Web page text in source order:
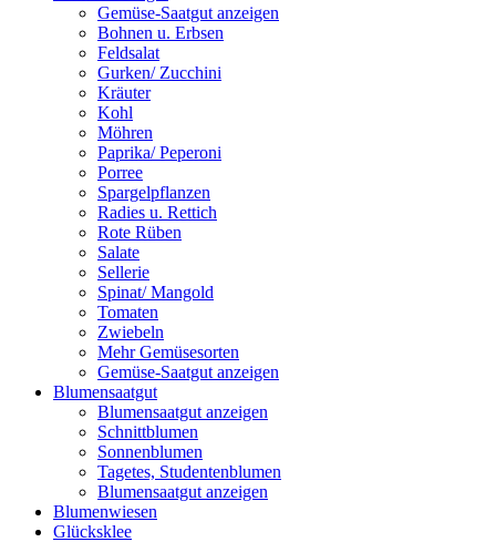
Gemüse-Saatgut anzeigen
Bohnen u. Erbsen
Feldsalat
Gurken/ Zucchini
Kräuter
Kohl
Möhren
Paprika/ Peperoni
Porree
Spargelpflanzen
Radies u. Rettich
Rote Rüben
Salate
Sellerie
Spinat/ Mangold
Tomaten
Zwiebeln
Mehr Gemüsesorten
Gemüse-Saatgut anzeigen
Blumensaatgut
Blumensaatgut anzeigen
Schnittblumen
Sonnenblumen
Tagetes, Studentenblumen
Blumensaatgut anzeigen
Blumenwiesen
Glücksklee